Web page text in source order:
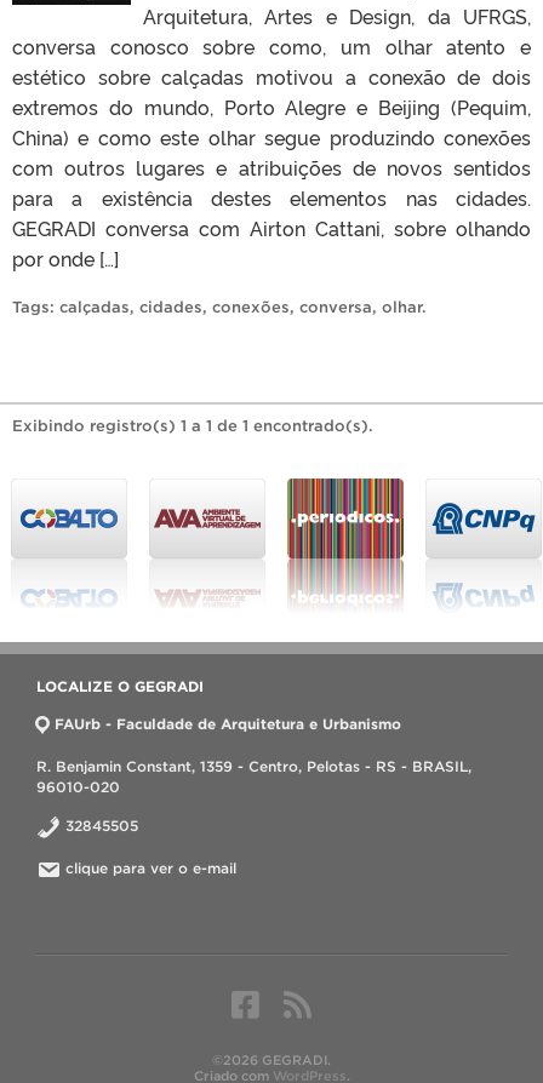
Arquitetura, Artes e Design, da UFRGS,
conversa conosco sobre como, um olhar atento e
estético sobre calçadas motivou a conexão de dois
extremos do mundo, Porto Alegre e Beijing (Pequim,
China) e como este olhar segue produzindo conexões
com outros lugares e atribuições de novos sentidos
para a existência destes elementos nas cidades.
GEGRADI conversa com Airton Cattani, sobre olhando
por onde […]
Tags: calçadas, cidades, conexões, conversa, olhar.
Exibindo registro(s) 1 a 1 de 1 encontrado(s).
LOCALIZE O GEGRADI
FAUrb - Faculdade de Arquitetura e Urbanismo
R. Benjamin Constant, 1359 - Centro, Pelotas - RS - BRASIL,
96010-020
32845505
clique para ver o e-mail
©2026 GEGRADI.
Criado com WordPress.